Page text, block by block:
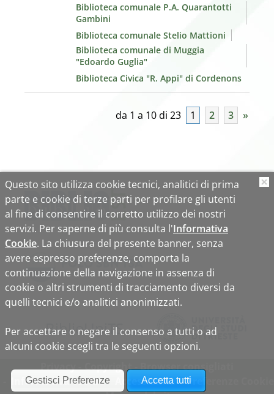
Biblioteca comunale P.A. Quarantotti
Gambini
Biblioteca comunale Stelio Mattioni
Biblioteca comunale di Muggia
"Edoardo Guglia"
Biblioteca Civica "R. Appi" di Cordenons
da 1 a 10 di 23 1 2 3 »
BiblioUniTS
Privacy Copyright
Browser consigliati
Informativa cookie
Accessibilità
Preferenze Cookie
Questo sito utilizza cookie tecnici, analitici di prima
parte e cookie di terze parti per profilare gli utenti
al fine di consentire il corretto utilizzo dei nostri
servizi. Per saperne di più consulta l'Informativa
Cookie. La chiusura del presente banner, senza
avere espresso preferenze, comporta la
continuazione della navigazione in assenza di
cookie o altri strumenti di tracciamento diversi da
quelli tecnici e/o analitici anonimizzati.
Per accettare o negare il consenso a tutti o ad
alcuni cookie scegli tra le seguenti opzioni.